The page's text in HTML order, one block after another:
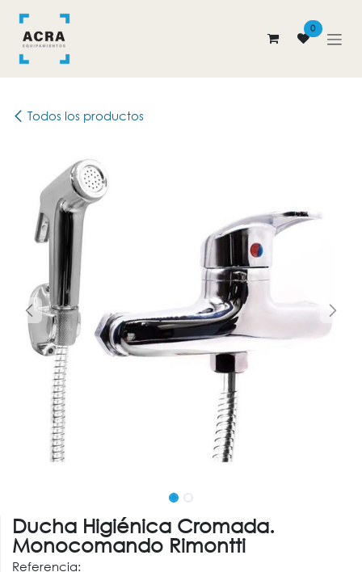
0
Todos los productos
Ducha Higiénica Cromada.
Monocomando Rimontti
Referencia: